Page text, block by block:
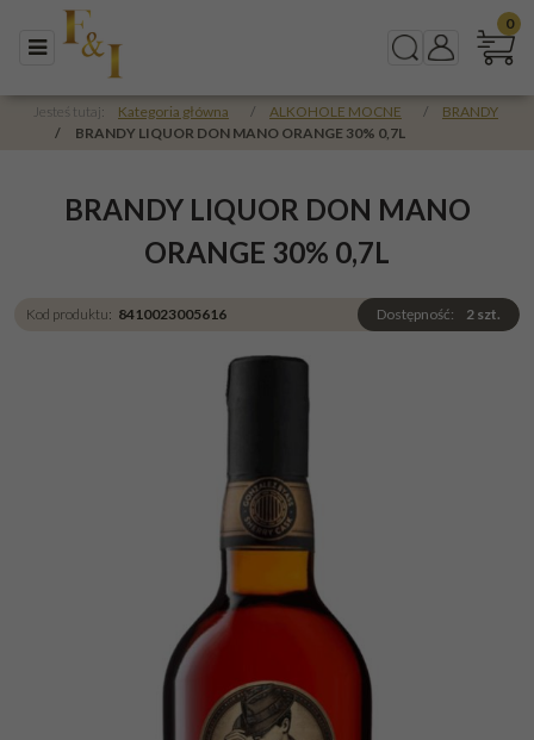
Menu SzukajPanel
0
Jesteś tutaj: Kategoria główna / ALKOHOLE MOCNE /
BRANDY
/
BRANDY LIQUOR DON MANO ORANGE 30% 0,7L
BRANDY LIQUOR DON MANO
ORANGE 30% 0,7L
Kod produktu: 8410023005616 Dostępność: 2 szt.